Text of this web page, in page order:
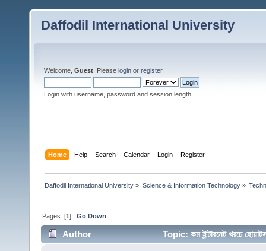
Daffodil International University
Welcome, Guest . Please login or register.
Login with username, password and session length
Home Help Search Calendar Login Register
Daffodil International University » Science & Information Technology»
Pages: [1]Go Down
Author Topic: কম ইন্টারনেট খরচে